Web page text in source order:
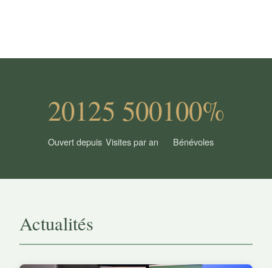
2012
Ouvert depuis
5 500
Visites par an
100%
Bénévoles
Actualités